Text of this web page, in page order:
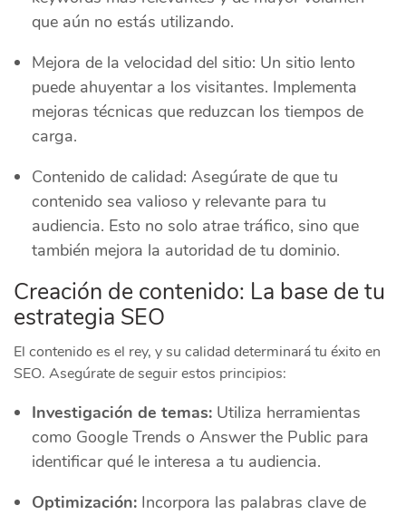
que aún no estás utilizando.
Mejora de la velocidad del sitio: Un sitio lento
puede ahuyentar a los visitantes. Implementa
mejoras técnicas que reduzcan los tiempos de
carga.
Contenido de calidad: Asegúrate de que tu
contenido sea valioso y relevante para tu
audiencia. Esto no solo atrae tráfico, sino que
también mejora la autoridad de tu dominio.
Creación de contenido: La base de tu
estrategia SEO
El contenido es el rey, y su calidad determinará tu éxito en
SEO. Asegúrate de seguir estos principios:
Investigación de temas: Utiliza herramientas
como Google Trends o Answer the Public para
identificar qué le interesa a tu audiencia.
Optimización: Incorpora las palabras clave de